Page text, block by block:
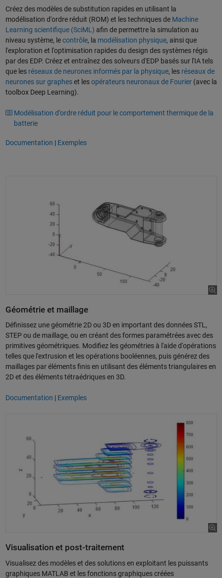
Créez des modèles de substitution rapides en utilisant la
modélisation d'ordre réduit (ROM) et les techniques de Machine
Learning scientifique (SciML) afin de permettre la simulation au
niveau système, lecontrôle, la modélisation physique, ainsi que
l'exploration et l'optimisation rapides du design des systèmes régis
par des EDP. Créez et entraînez des solveurs d'EDP basés sur l'IA tels
que les réseaux de neurones informés par la physique, les réseaux de
neurones sur grapheset lesopérateurs neuronaux de Fourier(avec la
toolbox Deep Learning).
Modélisation d’ordre réduit pour le comportement thermique de la
batterie
Documentation | Exemples
Géométrie et maillage
Définissez une géométrie 2D ou 3D en important des données STL,
STEP ou de maillage, ou en créant des formes paramétrées avec des
primitives géométriques. Modifiez les géométries à l'aide d'opérations
telles que l'extrusion et les opérations booléennes, puis générez des
maillages par éléments finis en utilisant des éléments triangulaires en
2D et des éléments tétraédriques en 3D.
Documentation | Exemples
Visualisation et post-traitement
Visualisez des modèles et des solutions en exploitant les puissants
graphiques MATLAB et les fonctions graphiques créées